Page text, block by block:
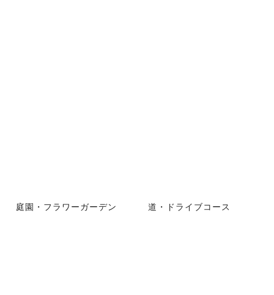
庭園・フラワーガーデン 道・ドライブコース